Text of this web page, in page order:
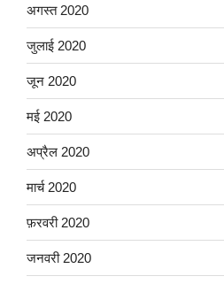
अगस्त 2020
जुलाई 2020
जून 2020
मई 2020
अप्रैल 2020
मार्च 2020
फ़रवरी 2020
जनवरी 2020